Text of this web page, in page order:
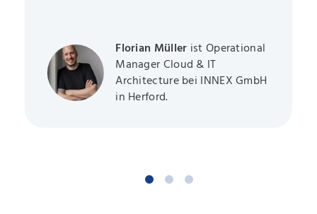
Florian Müller ist Operational
Manager Cloud & IT
Architecture bei INNEX GmbH
in Herford.